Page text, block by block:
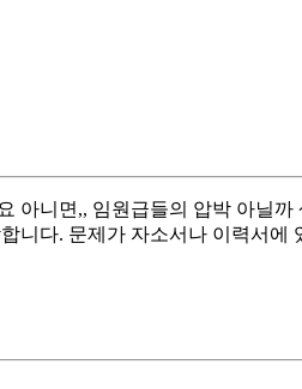
아니면,, 임원급들의 압박 아닐
니다. 문제가 자소서나 이력서에